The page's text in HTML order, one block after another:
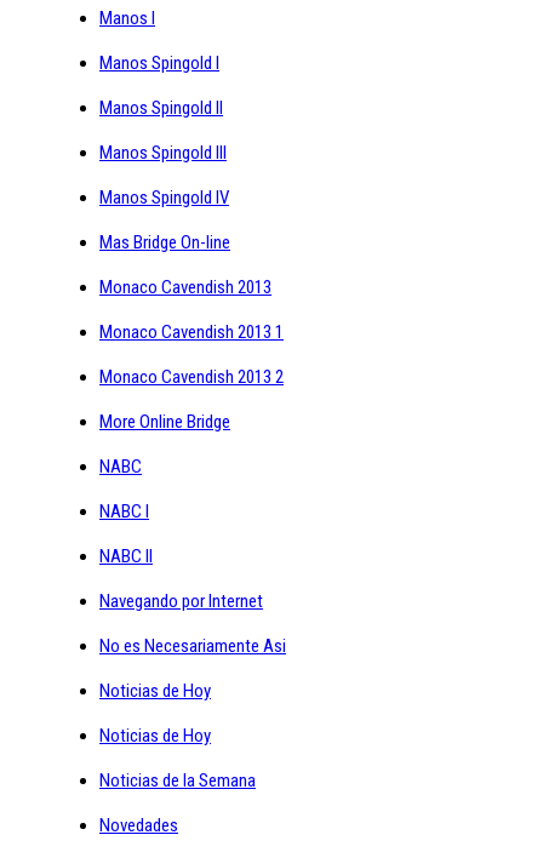
Manos I
Manos Spingold I
Manos Spingold II
Manos Spingold III
Manos Spingold IV
Mas Bridge On-line
Monaco Cavendish 2013
Monaco Cavendish 2013 1
Monaco Cavendish 2013 2
More Online Bridge
NABC
NABC I
NABC II
Navegando por Internet
No es Necesariamente Asi
Noticias de Hoy
Noticias de Hoy
Noticias de la Semana
Novedades